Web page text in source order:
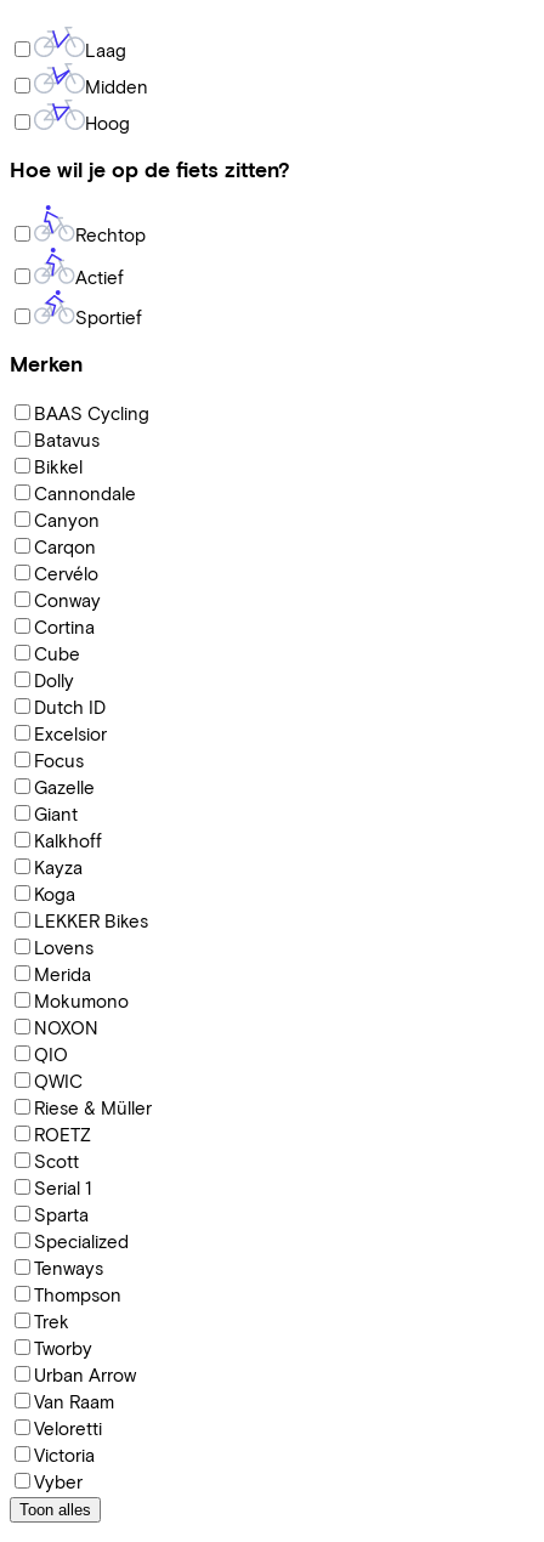
Laag
Midden
Hoog
Hoe wil je op de fiets zitten?
Rechtop
Actief
Sportief
Merken
BAAS Cycling
Batavus
Bikkel
Cannondale
Canyon
Carqon
Cervélo
Conway
Cortina
Cube
Dolly
Dutch ID
Excelsior
Focus
Gazelle
Giant
Kalkhoff
Kayza
Koga
LEKKER Bikes
Lovens
Merida
Mokumono
NOXON
QIO
QWIC
Riese & Müller
ROETZ
Scott
Serial 1
Sparta
Specialized
Tenways
Thompson
Trek
Tworby
Urban Arrow
Van Raam
Veloretti
Victoria
Vyber
Toon alles